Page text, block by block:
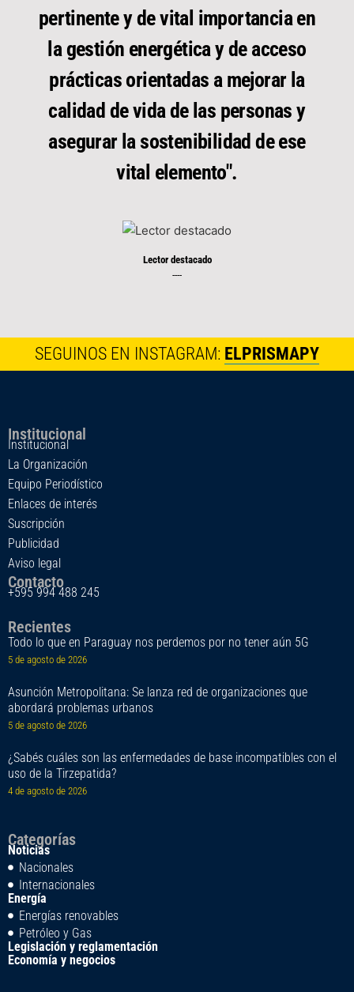
pertinente y de vital importancia en
la gestión energética y de acceso
prácticas orientadas a mejorar la
calidad de vida de las personas y
asegurar la sostenibilidad de ese
vital elemento".
Lector destacado
----
SEGUINOS EN INSTAGRAM: ELPRISMAPY
Institucional
Institucional
La Organización
Equipo Periodístico
Enlaces de interés
Suscripción
Publicidad
Aviso legal
Contacto
+595 994 488 245
Recientes
Todo lo que en Paraguay nos perdemos por no tener aún 5G
5 de agosto de 2026
Asunción Metropolitana: Se lanza red de organizaciones que
abordará problemas urbanos
5 de agosto de 2026
¿Sabés cuáles son las enfermedades de base incompatibles con el
uso de la Tirzepatida?
4 de agosto de 2026
Categorías
Noticias
Nacionales
Internacionales
Energía
Energías renovables
Petróleo y Gas
Legislación y reglamentación
Economía y negocios